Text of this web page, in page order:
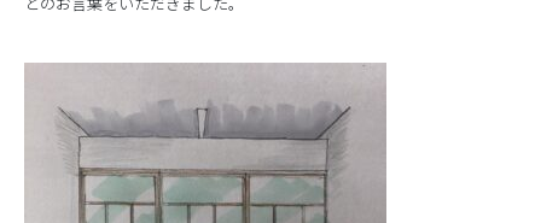
とのお言葉をいただきました。